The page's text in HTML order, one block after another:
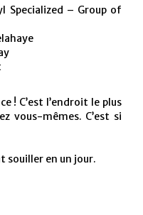
Specialized – Group of
! C’est l’endroit le plus
vous-mêmes. C’est si
souiller en un jour.